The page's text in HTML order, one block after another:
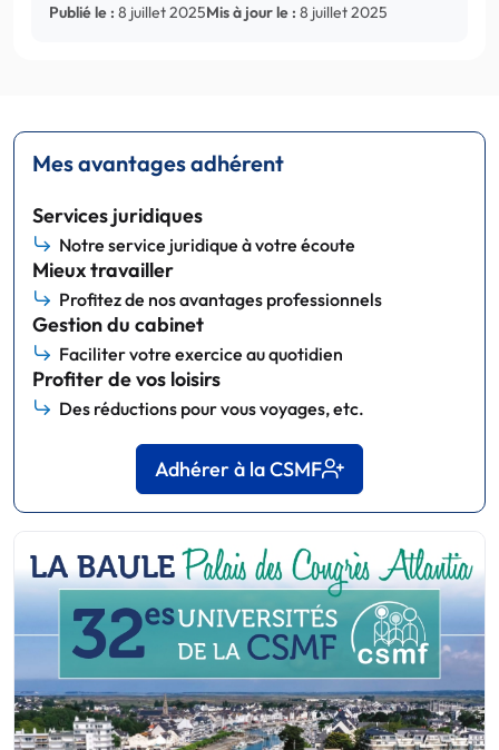
Publié le : 8 juillet 2025Mis à jour le : 8 juillet 2025
Mes avantages adhérent
Services juridiques
Notre service juridique à votre écoute
Mieux travailler
Profitez de nos avantages professionnels
Gestion du cabinet
Faciliter votre exercice au quotidien
Profiter de vos loisirs
Des réductions pour vous voyages, etc.
Adhérer à la CSMF